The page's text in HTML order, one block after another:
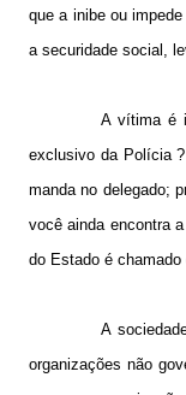
que a inibe ou
a securidade social,
A vítima é
exclusivo da Polícia
manda no delegado;
você ainda encontra
do Estado é
A
organizações não